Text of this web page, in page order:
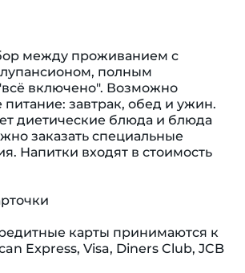
между проживанием с
полным
включено". Возможно
питание: завтрак, обед и ужин.
диетические блюда и блюда
заказать специальные
Напитки входят в стоимость
карты принимаются к
Express, Visa, Diners Club, JCB